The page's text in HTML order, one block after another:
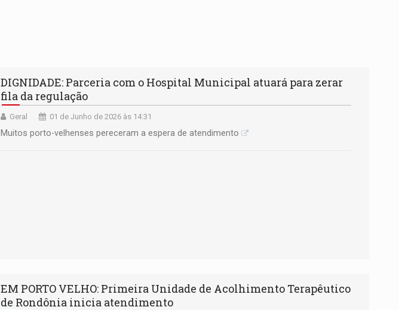
DIGNIDADE: Parceria com o Hospital Municipal atuará para zerar
fila da regulação
Geral 01 de Junho de 2026 às 14:31
Muitos porto-velhenses pereceram a espera de atendimento
EM PORTO VELHO: Primeira Unidade de Acolhimento Terapêutico
de Rondônia inicia atendimento